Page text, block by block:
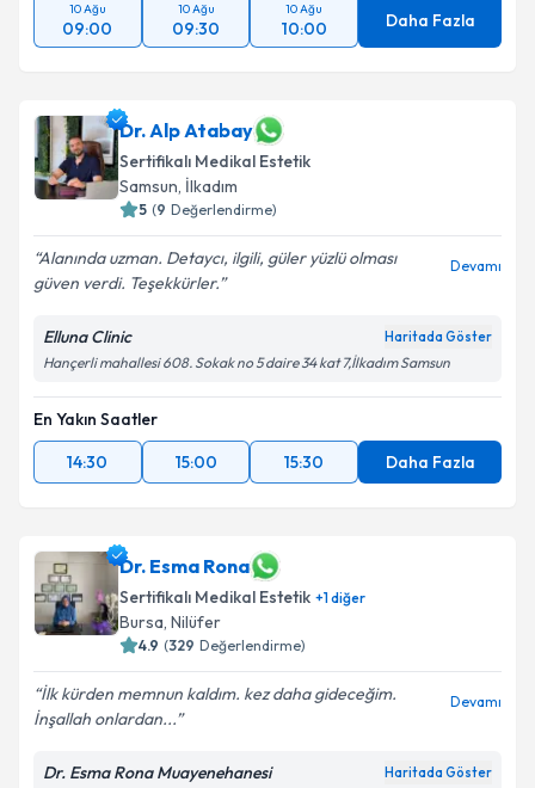
10 Ağu
09:00
10 Ağu
09:30
10 Ağu
10:00 Daha Fazla
Dr. Alp Atabay
Sertifikalı Medikal Estetik
Samsun, İlkadım
5 (9 Değerlendirme)
Alanında uzman. Detaycı, ilgili, güler yüzlü olması
güven verdi. Teşekkürler.
Devamı
Elluna Clinic Haritada Göster
Hançerli mahallesi 608. Sokak no 5 daire 34 kat 7,İlkadım Samsun
En Yakın Saatler
14:30
15:00 15:30 Daha Fazla
Dr. Esma Rona
Sertifikalı Medikal Estetik +1diğer
Bursa, Nilüfer
4.9 (329 Değerlendirme)
İlk kürden memnun kaldım. kez daha gideceğim.
İnşallah onlardan...
Devamı
Dr. Esma Rona Muayenehanesi Haritada Göster